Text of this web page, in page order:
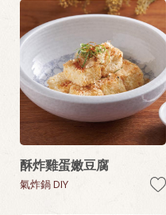
酥炸雞蛋嫩豆腐
氣炸鍋 DIY